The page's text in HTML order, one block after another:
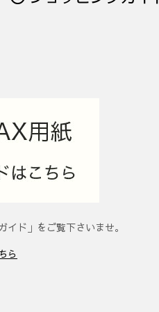
ド」をご覧下さいませ。
ら